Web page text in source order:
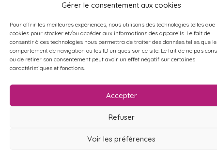
Gérer le consentement aux cookies
Pour offrir les meilleures expériences, nous utilisons des technologies telles que
cookies pour stocker et/ou accéder aux informations des appareils. Le fait de
consentir à ces technologies nous permettra de traiter des données telles que le
comportement de navigation ou les ID uniques sur ce site. Le fait de ne pas
ou de retirer son consentement peut avoir un effet négatif sur certaines
caractéristiques et fonctions.
Accepter
Refuser
Voir les préférences